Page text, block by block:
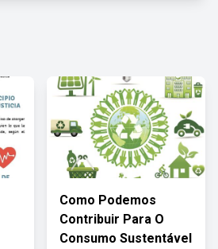
Como Podemos
Contribuir Para O
Consumo Sustentável